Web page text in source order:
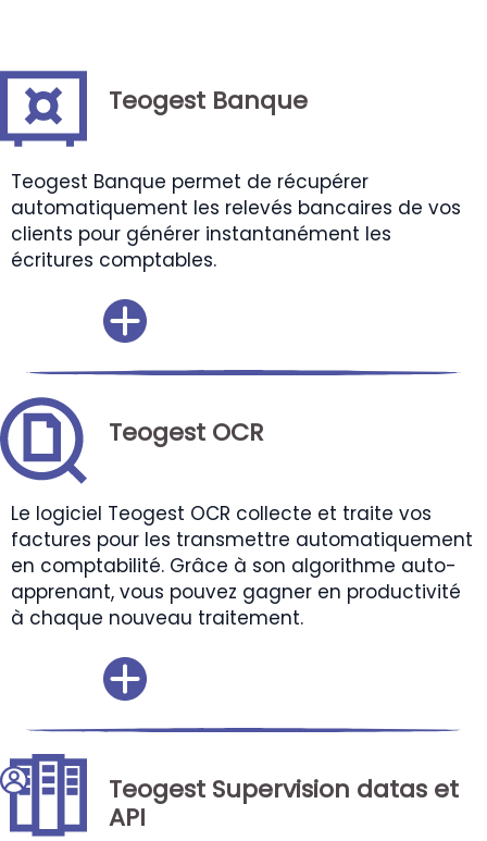
Teogest Banque
Teogest Banque permet de récupérer
automatiquement les relevés bancaires de vos
clients pour générer instantanément les
écritures comptables.
Teogest OCR
Le logiciel Teogest OCR collecte et traite vos
factures pour les transmettre automatiquement
en comptabilité. Grâce à son algorithme auto-
apprenant, vous pouvez gagner en productivité
à chaque nouveau traitement.
Teogest Supervision datas et
API